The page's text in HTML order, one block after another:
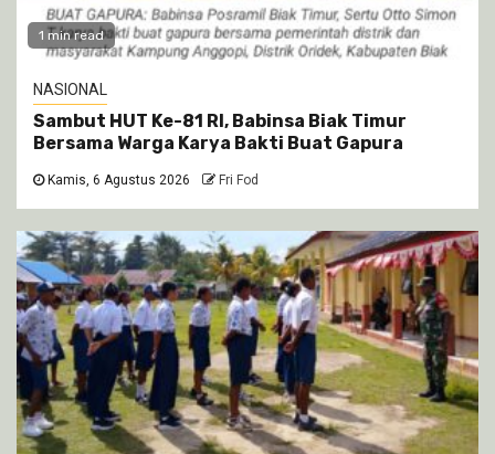
1 min read
NASIONAL
Sambut HUT Ke-81 RI, Babinsa Biak Timur
Bersama Warga Karya Bakti Buat Gapura
Kamis, 6 Agustus 2026 Fri Fod